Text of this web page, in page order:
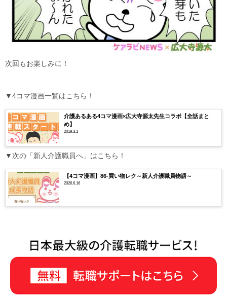
次回もお楽しみに！
▼4コマ漫画一覧はこちら！
介護あるある4コマ漫画×広大寺源太先生コラボ【全話まと
め】
2019.3.1
▼次の「新人介護職員へ」はこちら！
【4コマ漫画】86-買い物レク～新人介護職員物語～
2026.6.16